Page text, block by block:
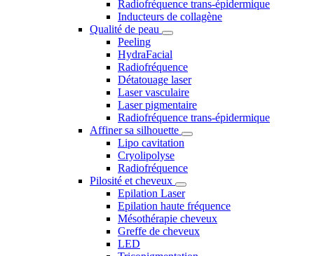
Radiofréquence trans-épidermique
Inducteurs de collagène
Qualité de peau
Peeling
HydraFacial
Radiofréquence
Détatouage laser
Laser vasculaire
Laser pigmentaire
Radiofréquence trans-épidermique
Affiner sa silhouette
Lipo cavitation
Cryolipolyse
Radiofréquence
Pilosité et cheveux
Epilation Laser
Epilation haute fréquence
Mésothérapie cheveux
Greffe de cheveux
LED